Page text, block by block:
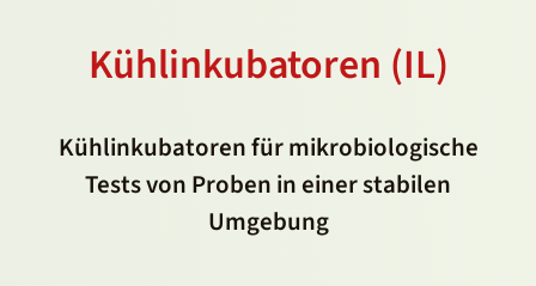
Kühlinkubatoren (IL)
Kühlinkubatoren für mikrobiologische
Tests von Proben in einer stabilen
Umgebung